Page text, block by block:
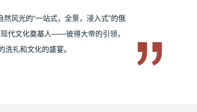
风光的“一站式，全景，浸入式”的俄
代文化奠基人——彼得大帝的引领，
礼和文化的盛宴。